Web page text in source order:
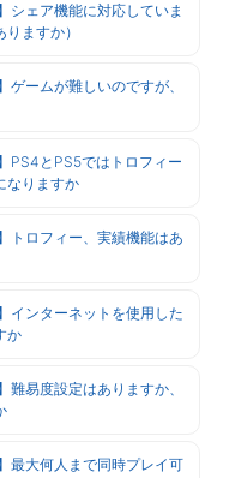
シェア機能に対応していま
ますか）
ゲームが難しいのですが、
PS4とPS5ではトロフィー
なりますか
トロフィー、実績機能はあ
インターネットを使用した
か
難易度設定はありますか、
最大何人まで同時プレイ可